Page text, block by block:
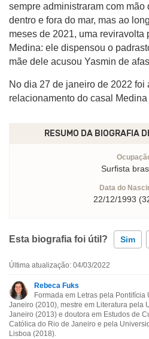
sempre administraram com mão
dentro e fora do mar, mas ao
meses de 2021, uma reviravolta
Medina: ele dispensou o
mãe dele acusou Yasmin de
No dia 27 de janeiro de 2022 foi
relacionamento do casal Medina
RESUMO DA BIOGRAFIA
Surfista
Data do
22/12/1993
Esta biografia foi útil? Sim
Esta biografia não tem a
Outro
Última atualização: 04/03/2022
Rebeca Fuks
Formada em Letras pela
Janeiro (2010), mestre em Literatura pela
Janeiro (2013) e doutora em Estudos de
Católica do Rio de Janeiro e pela
Lisboa (2018).